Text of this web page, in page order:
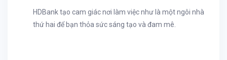
HDBank tạo cam giác nơi làm việc như là một ngôi nhà
thứ hai để bạn thỏa sức sáng tạo và đam mê.